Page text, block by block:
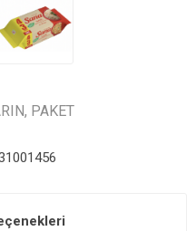
PAKET